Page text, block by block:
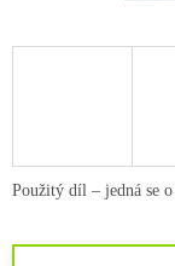
Použitý díl – jedná se